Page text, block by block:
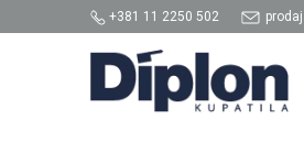
+381 11 2250 502